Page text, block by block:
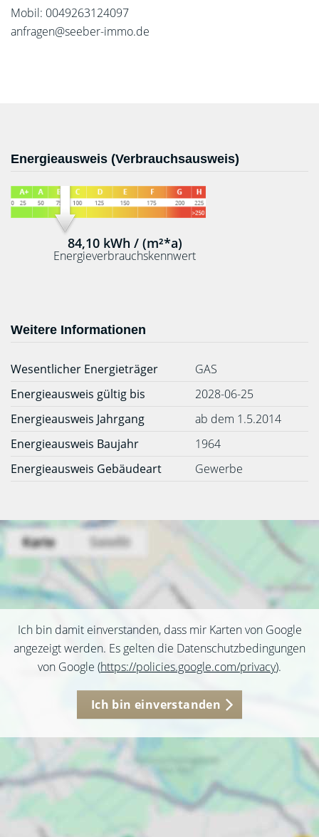
Mobil: 0049263124097
anfragen@seeber-immo.de
Energieausweis (Verbrauchsausweis)
84,10 kWh / (m²*a)
Energieverbrauchskennwert
Weitere Informationen
Wesentlicher Energieträger
GAS
Energieausweis gültig bis
2028-06-25
Energieausweis Jahrgang
ab dem 1.5.2014
Energieausweis Baujahr
1964
Energieausweis Gebäudeart
Gewerbe
Ich bin damit einverstanden, dass mir Karten von Google
angezeigt werden. Es gelten die Datenschutzbedingungen
von Google (https://policies.google.com/privacy).
Ich bin einverstanden